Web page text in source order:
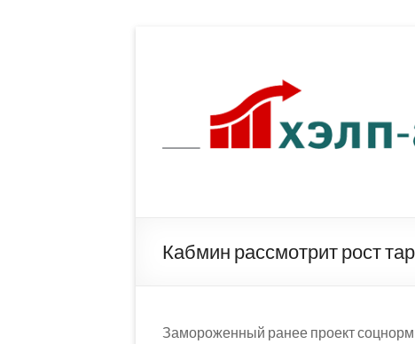
Кабмин рассмотрит рост
Замороженный ранее проект